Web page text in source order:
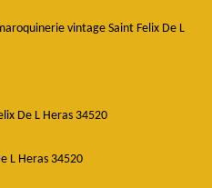
vintage Saint Felix De L
De L Heras 34520
L Heras 34520